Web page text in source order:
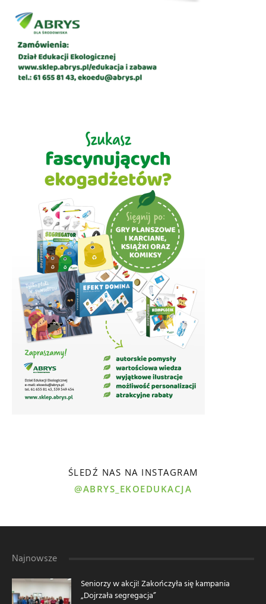
ŚLEDŹ NAS NA INSTAGRAM
@ABRYS_EKOEDUKACJA
Najnowsze
Seniorzy w akcji! Zakończyła się kampania
„Dojrzała segregacja”